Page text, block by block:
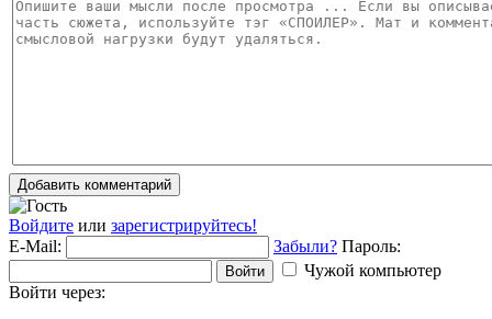
Добавить комментарий
Войдите или зарегистрируйтесь!
E-Mail:
Забыли? Пароль:
Войти
Чужой компьютер
Войти через: